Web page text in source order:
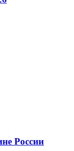
России